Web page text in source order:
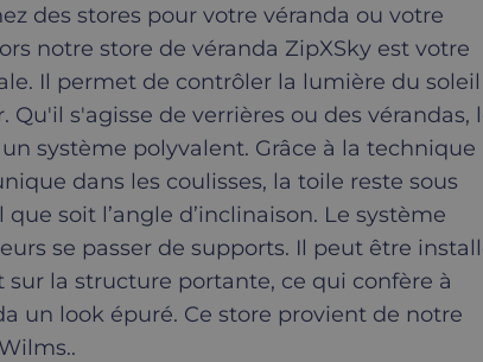
des stores pour votre véranda ou votre
notre store de véranda ZipXSky est votre
Il permet de contrôler la lumière du soleil
Qu'il s'agisse de verrières ou des vérandas,
système polyvalent. Grâce à la technique
dans les coulisses, la toile reste sous
soit l’angle d’inclinaison. Le système
se passer de supports. Il peut être
la structure portante, ce qui confère à
un look épuré. Ce store provient de notre